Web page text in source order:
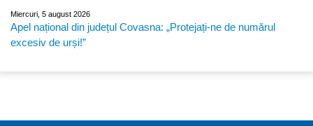
Miercuri, 5 august 2026
Apel național din județul Covasna: „Protejați-ne de numărul
excesiv de urși!”